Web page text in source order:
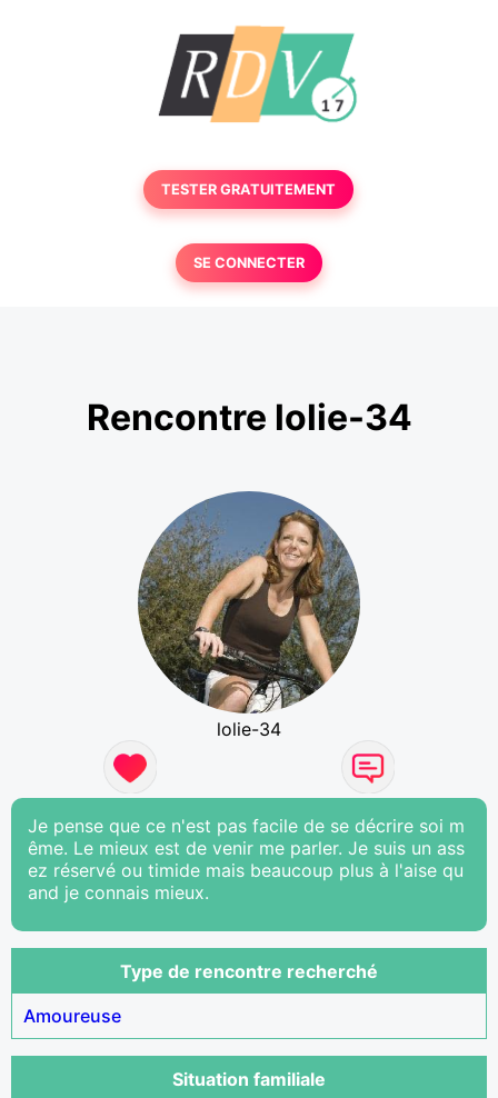
TESTER GRATUITEMENT
SE CONNECTER
Rencontre lolie-34
lolie-34
Je pense que ce n'est pas facile de se décrire soi m
ême. Le mieux est de venir me parler. Je suis un ass
ez réservé ou timide mais beaucoup plus à l'aise qu
and je connais mieux.
Type de rencontre recherché
Amoureuse
Situation familiale